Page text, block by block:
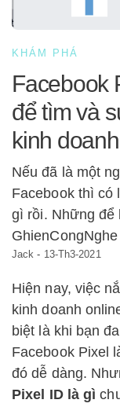
KHÁM PHÁ
Facebook
để tìm và
kinh
Nếu đã là một
Facebook thì có
gì rồi. Những để
Jack - 13-Th3-2021
Hiện nay, việc
kinh doanh
biệt là khi bạn
Facebook Pixel
đó dễ dàng.
Pixel ID là gì